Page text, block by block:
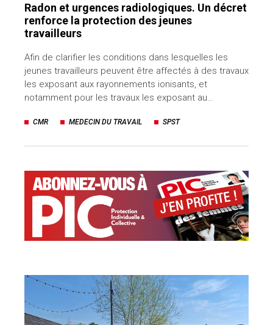
Radon et urgences radiologiques. Un décret
renforce la protection des jeunes
travailleurs
Afin de clarifier les conditions dans lesquelles les
jeunes travailleurs peuvent être affectés à des travaux
les exposant aux rayonnements ionisants, et
notamment pour les travaux les exposant au…
CMR MEDECIN DU TRAVAIL SPST